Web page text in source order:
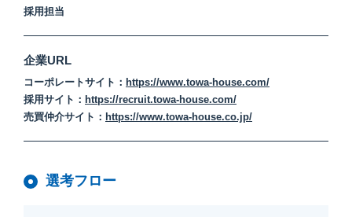
採用担当
企業URL
コーポレートサイト： https://www.towa-house.com/
採用サイト： https://recruit.towa-house.com/
売買仲介サイト： https://www.towa-house.co.jp/
選考フロー